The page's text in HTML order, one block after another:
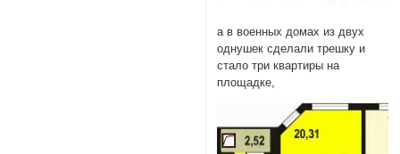
а в военных домах из двух
однушек сделали трешку и
стало три квартиры на
площадке,